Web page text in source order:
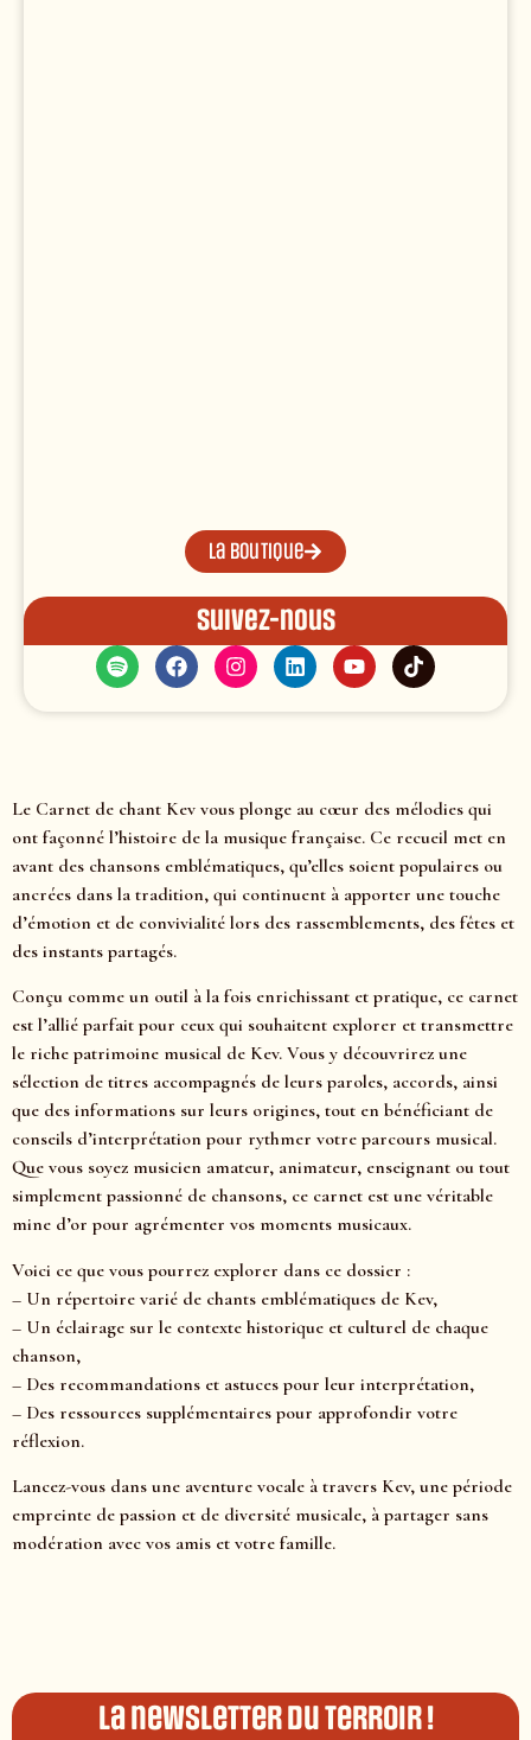
La boutique
Suivez-nous
Le Carnet de chant Kev vous plonge au cœur des mélodies qui
ont façonné l’histoire de la musique française. Ce recueil met en
avant des chansons emblématiques, qu’elles soient populaires ou
ancrées dans la tradition, qui continuent à apporter une touche
d’émotion et de convivialité lors des rassemblements, des fêtes et
des instants partagés.
Conçu comme un outil à la fois enrichissant et pratique, ce carnet
est l’allié parfait pour ceux qui souhaitent explorer et transmettre
le riche patrimoine musical de Kev. Vous y découvrirez une
sélection de titres accompagnés de leurs paroles, accords, ainsi
que des informations sur leurs origines, tout en bénéficiant de
conseils d’interprétation pour rythmer votre parcours musical.
Que vous soyez musicien amateur, animateur, enseignant ou tout
simplement passionné de chansons, ce carnet est une véritable
mine d’or pour agrémenter vos moments musicaux.
Voici ce que vous pourrez explorer dans ce dossier :
– Un répertoire varié de chants emblématiques de Kev,
– Un éclairage sur le contexte historique et culturel de chaque
chanson,
– Des recommandations et astuces pour leur interprétation,
– Des ressources supplémentaires pour approfondir votre
réflexion.
Lancez-vous dans une aventure vocale à travers Kev, une période
empreinte de passion et de diversité musicale, à partager sans
modération avec vos amis et votre famille.
La newsletter du terroir !